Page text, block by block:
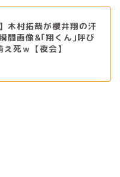
木村拓哉が櫻井翔の汗
間画像&｢翔くん｣呼び
え死ｗ【夜会】